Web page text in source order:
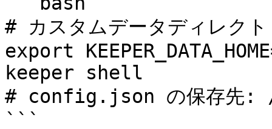
# カスタムデータディレクト
export
keeper shell
# config.json の保存先
```